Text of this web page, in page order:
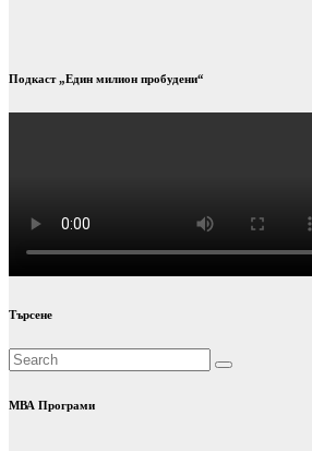
Подкаст „Един милион пробудени“
Търсене
МВА Програми